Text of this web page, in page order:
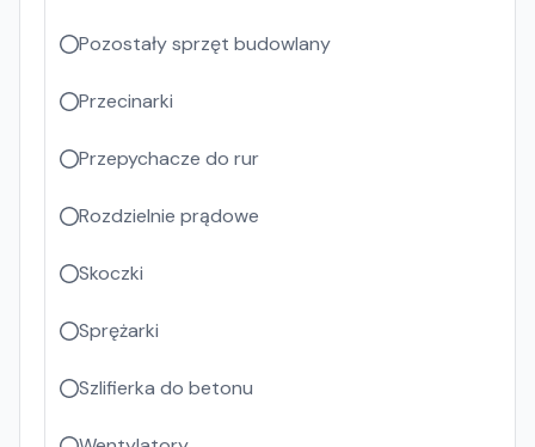
Pozostały sprzęt budowlany
Przecinarki
Przepychacze do rur
Rozdzielnie prądowe
Skoczki
Sprężarki
Szlifierka do betonu